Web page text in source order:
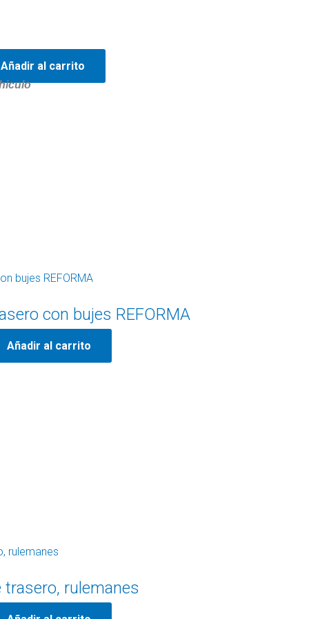
Añadir al carrito
con bujes REFORMA
Añadir al carrito
trasero, rulemanes